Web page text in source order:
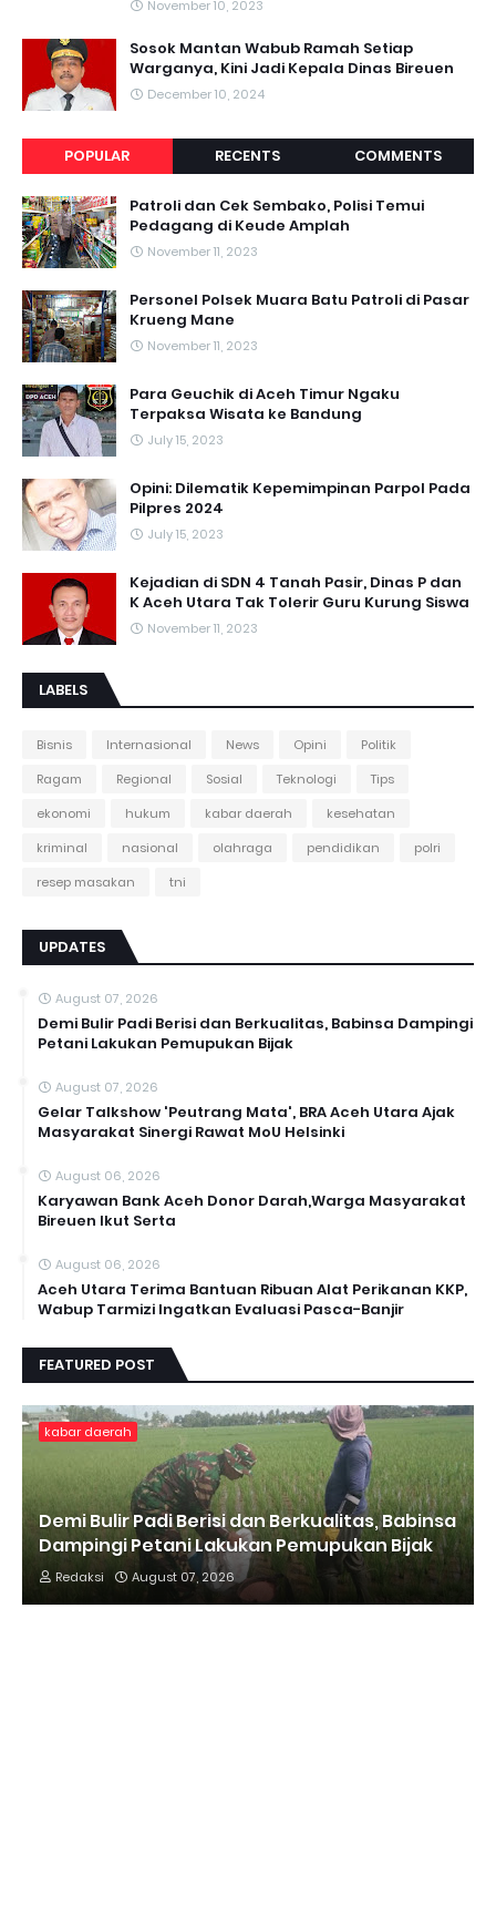
November 10, 2023
Sosok Mantan Wabub Ramah Setiap
Warganya, Kini Jadi Kepala Dinas Bireuen
December 10, 2024
POPULAR RECENTS COMMENTS
Patroli dan Cek Sembako, Polisi Temui
Pedagang di Keude Amplah
November 11, 2023
Personel Polsek Muara Batu Patroli di Pasar
Krueng Mane
November 11, 2023
Para Geuchik di Aceh Timur Ngaku
Terpaksa Wisata ke Bandung
July 15, 2023
Opini: Dilematik Kepemimpinan Parpol Pada
Pilpres 2024
July 15, 2023
Kejadian di SDN 4 Tanah Pasir, Dinas P dan
K Aceh Utara Tak Tolerir Guru Kurung Siswa
November 11, 2023
LABELS
Bisnis Internasional News Opini
Politik
Ragam
Regional Sosial Teknologi
Tips
ekonomi
hukum kabar daerah
kesehatan
kriminal
nasional olahraga pendidikan
polri
resep masakan
tni
UPDATES
August 07, 2026
Demi Bulir Padi Berisi dan Berkualitas, Babinsa Dampingi
Petani Lakukan Pemupukan Bijak
August 07, 2026
Gelar Talkshow 'Peutrang Mata', BRA Aceh Utara Ajak
Masyarakat Sinergi Rawat MoU Helsinki
August 06, 2026
Karyawan Bank Aceh Donor Darah,Warga Masyarakat
Bireuen Ikut Serta
August 06, 2026
Aceh Utara Terima Bantuan Ribuan Alat Perikanan KKP,
Wabup Tarmizi Ingatkan Evaluasi Pasca-Banjir
FEATURED POST
kabar daerah
Demi Bulir Padi Berisi dan Berkualitas, Babinsa
Dampingi Petani Lakukan Pemupukan Bijak
Redaksi August 07, 2026